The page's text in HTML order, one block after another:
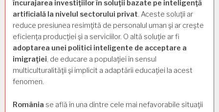
încurajarea investiţiilor în soluţii bazate pe inteligenţă
artificială la nivelul sectorului privat. Aceste soluţii ar
reduce presiunea resimţită de personalul uman şi ar creşte
eficienţa producţiei şi a serviciilor. O altă soluţie ar fi
adoptarea unei politici inteligente de acceptare a
imigraţiei, de educare a populaţiei în sensul
multiculturalităţii şi implicit a adaptării educaţiei la acest
fenomen.
România se află în una dintre cele mai nefavorabile situaţii